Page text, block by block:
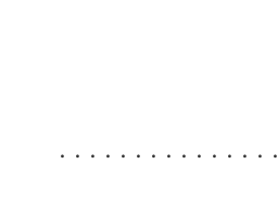
・・・・・・・・・・・・・・・